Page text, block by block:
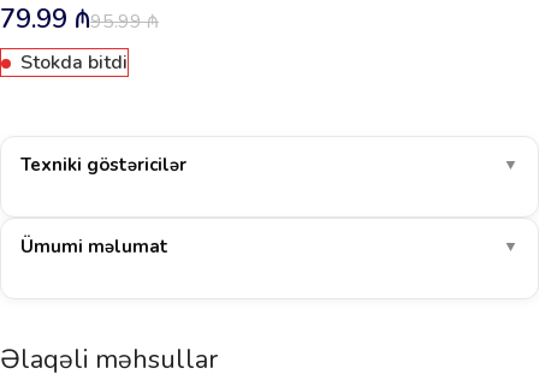
95.99₼
79.99 ₼
Stokda bitdi
Texniki göstəricilər ▼
Ümumi məlumat ▼
Əlaqəli məhsullar